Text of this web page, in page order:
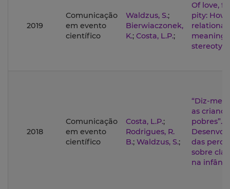
2019
Comunicação
em evento
científico
Waldzus, S.;
Bierwiaczonek,
K.; Costa, L.P.;
Of love,
pity: How
2018
Comunicação
em evento
científico
Costa, L.P.;
Rodrigues, R.
B.; Waldzus, S.;
“Diz-me
as
pobres”.
das
sobre
na